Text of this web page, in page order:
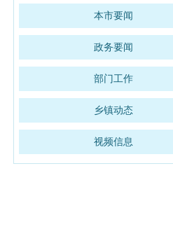
本市要闻
政务要闻
部门工作
乡镇动态
视频信息